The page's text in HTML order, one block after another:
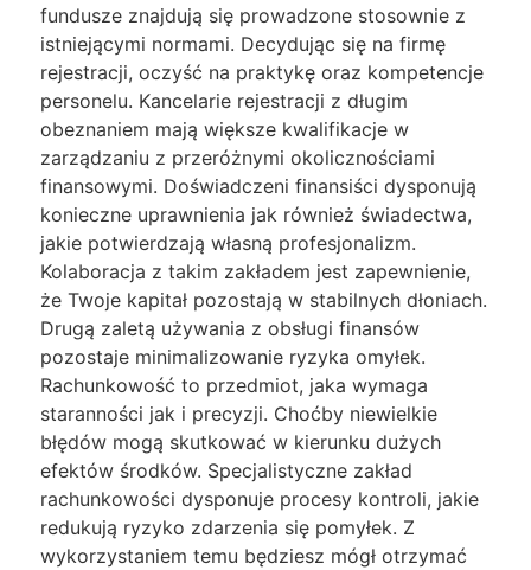
fundusze znajdują się prowadzone stosownie z
istniejącymi normami. Decydując się na firmę
rejestracji, oczyść na praktykę oraz kompetencje
personelu. Kancelarie rejestracji z długim
obeznaniem mają większe kwalifikacje w
zarządzaniu z przeróżnymi okolicznościami
finansowymi. Doświadczeni finansiści dysponują
konieczne uprawnienia jak również świadectwa,
jakie potwierdzają własną profesjonalizm.
Kolaboracja z takim zakładem jest zapewnienie,
że Twoje kapitał pozostają w stabilnych dłoniach.
Drugą zaletą używania z obsługi finansów
pozostaje minimalizowanie ryzyka omyłek.
Rachunkowość to przedmiot, jaka wymaga
staranności jak i precyzji. Choćby niewielkie
błędów mogą skutkować w kierunku dużych
efektów środków. Specjalistyczne zakład
rachunkowości dysponuje procesy kontroli, jakie
redukują ryzyko zdarzenia się pomyłek. Z
wykorzystaniem temu będziesz mógł otrzymać